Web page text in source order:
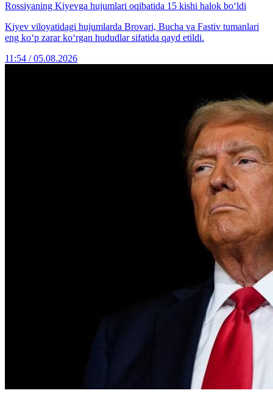
Rossiyaning Kiyevga hujumlari oqibatida 15 kishi halok bo‘ldi
Kiyev viloyatidagi hujumlarda Brovari, Bucha va Fastiv tumanlari
eng ko‘p zarar ko‘rgan hududlar sifatida qayd etildi.
11:54 / 05.08.2026